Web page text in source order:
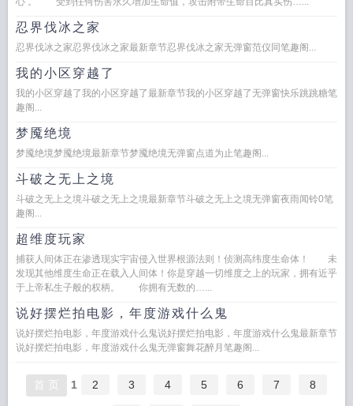
忍界伐冰之家
忍界伐冰之家忍界伐冰之家最新章节忍界伐冰之家无弹窗范仪同笔趣阁...
我的小区穿越了
我的小区穿越了我的小区穿越了最新章节我的小区穿越了无弹窗快乐跳跳糖笔
趣阁...
梦魇绝境
梦魇绝境梦魇绝境最新章节梦魇绝境无弹窗点道为止笔趣阁...
斗破之无上之境
斗破之无上之境斗破之无上之境最新章节斗破之无上之境无弹窗夜雨闻铃0笔
趣阁...
超维度玩家
捕获人间体正在渗透现实宇宙侵入世界根源法则！侦测高纬度生命体！ 未
发现其他维度生命正在载入人间体！你是穿越一切维度之上的玩家，拥有近乎
于上帝私生子般的权柄。 你拥有无数的…...
说好摆烂拍电影，年度游戏什么鬼
说好摆烂拍电影，年度游戏什么鬼说好摆烂拍电影，年度游戏什么鬼最新章节
说好摆烂拍电影，年度游戏什么鬼无弹窗舞花醉月笔趣阁...
首 页 1 2 3 4 5 6 7 8